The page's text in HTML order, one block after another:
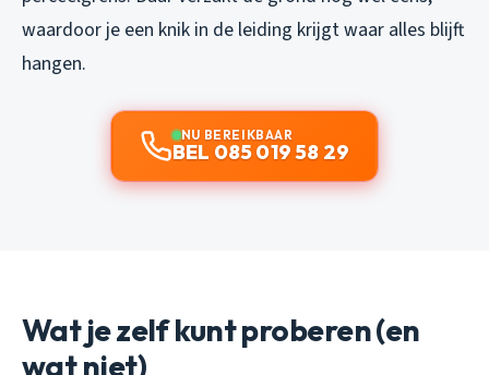
waardoor je een knik in de leiding krijgt waar alles blijft
hangen.
NU BEREIKBAAR
BEL 085 019 58 29
Wat je zelf kunt proberen (en
wat niet)